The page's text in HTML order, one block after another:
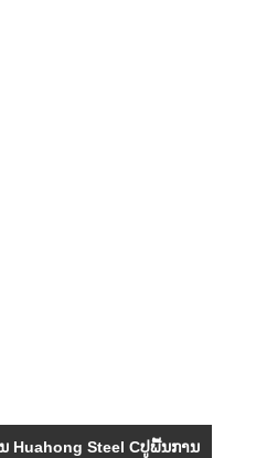
Huahong Steel Cປູພື້ນການ